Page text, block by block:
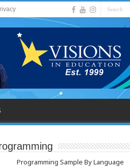
Programming Sample By Language